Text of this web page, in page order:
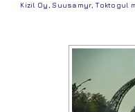
Kizil Oy ,Suusamyr,Toktogul